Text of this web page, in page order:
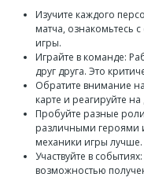
Изучите каждого
матча, ознакомьтесь
игры.
Играйте в команде:
друг друга. Это
Обратите внимание
карте и реагируйте
Пробуйте разные
различными героями
механики игры лучше.
Участвуйте в
возможностью